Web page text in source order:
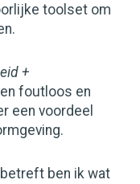
toolset om
+
foutloos en
een voordeel
ben ik wat